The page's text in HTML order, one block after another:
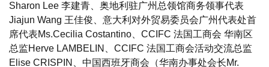
Sharon Lee 李建青、奥地利驻广州总领馆商务领事代表
Jiajun Wang 王佳俊、意大利对外贸易委员会广州代表处首
席代表Ms.Cecilia Costantino、CCIFC 法国工商会 华南区
总监Herve LAMBELIN、CCIFC 法国工商会活动交流总监
Elise CRISPIN、中国西班牙商会（华南办事处会长Mr.